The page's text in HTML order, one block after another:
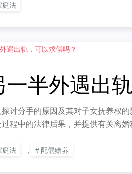
庭法
一半外遇出
探讨分手的原因及其对子女抚养权
过程中的法律后果，并提供有关离
庭法 配偶赡养